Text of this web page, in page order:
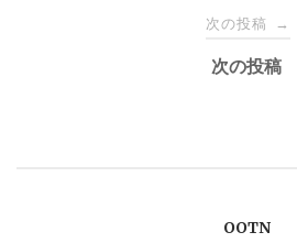
次の投稿 →
次の投稿
OOTN